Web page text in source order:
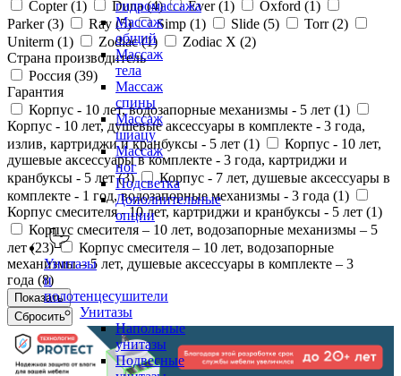
гидромассажа
Массаж
общий
Массаж
тела
Массаж
спины
Массаж
шиацу
Массаж
ног
Подсветка
Дополнительные
опции
Унитазы
и
полотенцесушители
Унитазы
Напольные
унитазы
Подвесные
Copter (1) Duna (4) Ever (1) Oxford (1)
Parker (3) Ray (5) Simp (1) Slide (5) Torr (2)
Uniterm (1) Zodiac (1) Zodiac X (2)
Страна производитель
Россия (39)
Гарантия
Корпус - 10 лет, водозапорные механизмы - 5 лет (1)
Корпус - 10 лет, душевые аксессуары в комплекте - 3 года,
излив, картриджи и кранбуксы - 5 лет (1)
Корпус - 10 лет,
душевые аксессуары в комплекте - 3 года, картриджи и
кранбуксы - 5 лет (3)
Корпус - 7 лет, душевые аксессуары в
комплекте - 1 год, водозапорные механизмы - 3 года (1)
Корпус смесителя - 10 лет, картриджи и кранбуксы - 5 лет (1)
Корпус смесителя – 10 лет, водозапорные механизмы – 5
лет (23)
Корпус смесителя – 10 лет, водозапорные
механизмы – 5 лет, душевые аксессуары в комплекте – 3
года (8)